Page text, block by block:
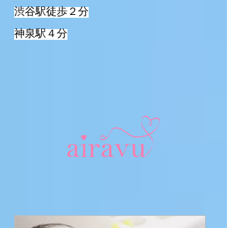
渋谷駅徒歩２分
神泉駅４分